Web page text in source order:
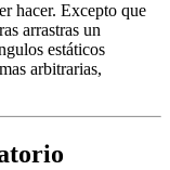
hacer. Excepto que
arrastras un
estáticos
arbitrarias,